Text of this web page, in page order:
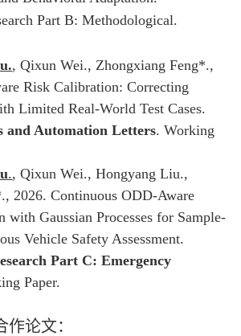
Part B: Methodological.
, Qixun Wei., Zhongxiang Feng*.,
Risk Calibration: Correcting
Limited Real-World Test Cases.
and Automation Letters. Working
., Qixun Wei., Hongyang Liu.,
2026. Continuous ODD-Aware
Gaussian Processes for Sample-
Vehicle Safety Assessment.
Part C: Emergency
Paper.
论文：